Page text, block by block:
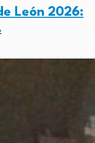
León 2026: